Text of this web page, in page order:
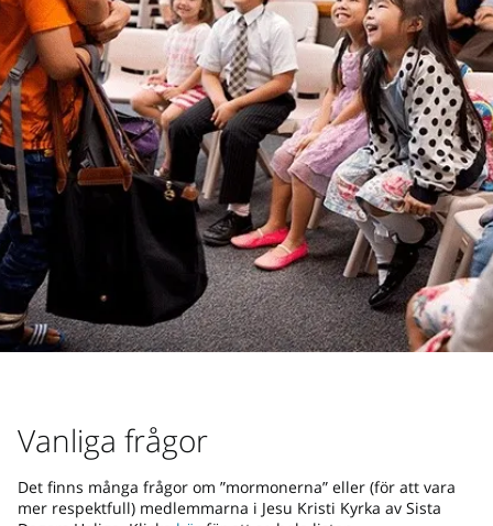
Vanliga frågor
Det finns många frågor om ”mormonerna” eller (för att vara
mer respektfull) medlemmarna i Jesu Kristi Kyrka av Sista